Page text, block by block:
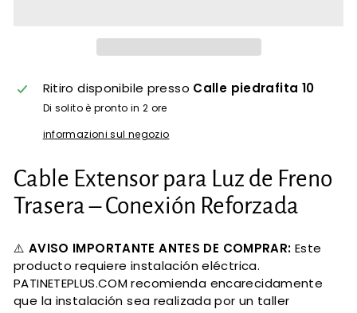
Ritiro disponibile presso Calle piedrafita 10
Di solito è pronto in 2 ore
informazioni sul negozio
Cable Extensor para Luz de Freno
Trasera – Conexión Reforzada
⚠️ AVISO IMPORTANTE ANTES DE COMPRAR: Este
producto requiere instalación eléctrica.
PATINETEPLUS.COM recomienda encarecidamente
que la instalación sea realizada por un taller